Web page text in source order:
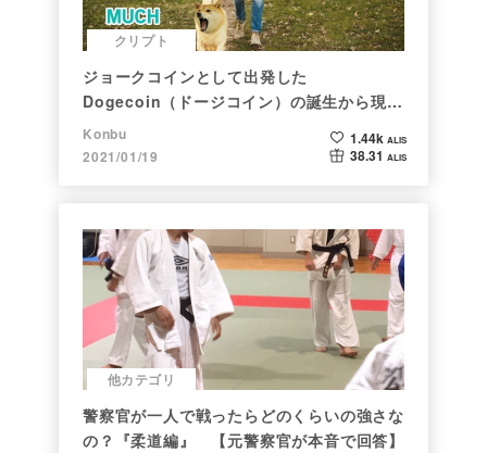
クリプト
ジョークコインとして出発した
Dogecoin（ドージコイン）の誕生から現在
まで。注目される非証券性🐶
Konbu
2021/01/19
1.44k ALIS
38.31 ALIS
他カテゴリ
警察官が一人で戦ったらどのくらいの強さな
の？『柔道編』 【元警察官が本音で回答】